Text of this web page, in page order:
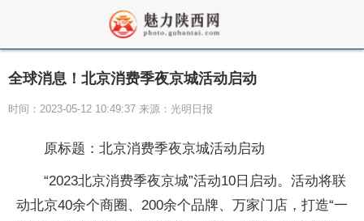
全球消息！北京消费季夜京城活动启动
时间：2023-05-12 10:49:37 来源：光明日报
原标题：北京消费季夜京城活动启动
“2023北京消费季夜京城”活动10日启动。活动将联
动北京40余个商圈、200余个品牌、万家门店，打造“一